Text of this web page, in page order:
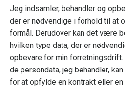
Jeg indsamler, behandler og
der er nødvendige i forhold til at
formål. Derudover kan det være
hvilken type data, der er
opbevare for min
de persondata, jeg behandler,
for at opfylde en kontrakt eller